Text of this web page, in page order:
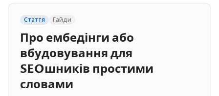
Стаття Гайди
Про ембедінги або
вбудовування для
SEOшників простими
словами